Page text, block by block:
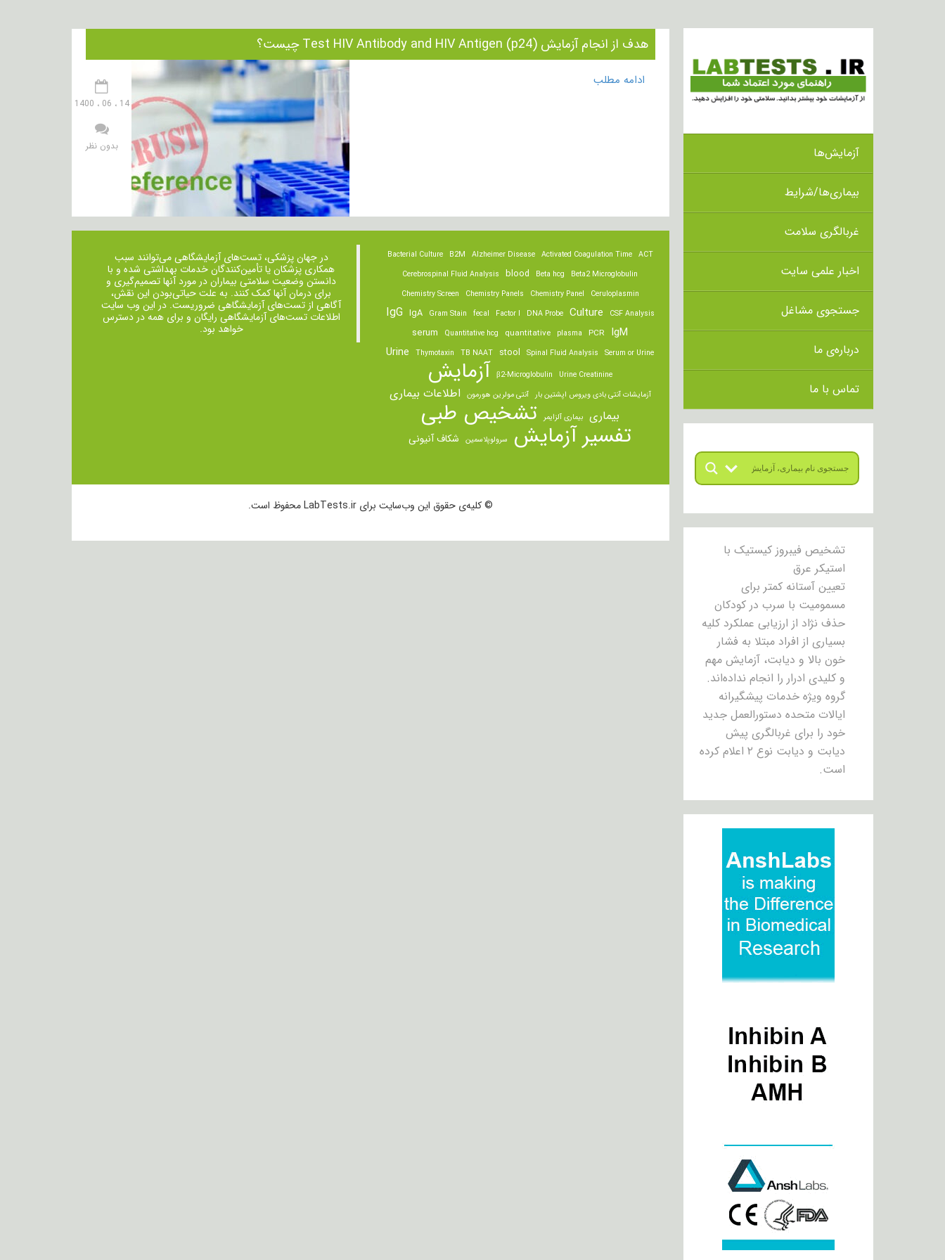
آزمایش‌ها
بیماری‌ها/شرایط
غربالگری سلامت
اخبار علمی سایت
جستجوی مشاغل
درباره‌ی ما
تماس با ما
تشخیص فیبروز کیستیک با
استیکر عرق
تعیین آستانه کمتر برای
مسمومیت با سرب در کودکان
حذف نژاد از ارزیابی عملکرد کلیه
بسیاری از افراد مبتلا به فشار
خون بالا و دیابت، آزمایش مهم
و کلیدی ادرار را انجام نداده‌اند.
گروه ویژه خدمات پیشگیرانه
ایالات متحده دستورالعمل جدید
خود را برای غربالگری پیش
دیابت و دیابت نوع ۲ اعلام کرده
است.
هدف از انجام آزمایش Test HIV Antibody and HIV Antigen (p24) چیست؟
14 ، 06 ، 1400
بدون نظر
ادامه مطلب
ACT
Activated Coagulation Time
Alzheimer Disease
B2M
Bacterial Culture
Beta2 Microglobulin
Beta hcg
blood
Cerebrospinal Fluid Analysis
Ceruloplasmin
Chemistry Panel
Chemistry Panels
Chemistry Screen
CSF Analysis
Culture
DNA Probe
Factor I
fecal
Gram Stain
IgA
IgG
IgM
PCR
plasma
quantitative
Quantitative hcg
serum
Serum or Urine
Spinal Fluid Analysis
stool
TB NAAT
Thymotaxin
Urine
Urine Creatinine
β2-Microglobulin آزمایش
آزمایشات آنتی بادی ویروس اپشتین بار آنتی مولرین هورمون اطلاعات بیماری
بیماری بیماری آلزایمر تشخیص طبی
تفسیر آزمایش سرولوپلاسمین شکاف آنیونی
در جهان پزشکی، تست‌های آزمایشگاهی می‌توانند سبب
همکاری پزشکان یا تأمین‌کنندگان خدمات بهداشتی شده و با
دانستن وضعیت سلامتی بیماران در مورد آنها تصمیم‌گیری و
برای درمان ‌آنها کمک کنند. به علت حیاتی‌بودن این نقش،
آگاهی از تست‌های آزمایشگاهی ضروریست. در این وب سایت
اطلاعات تست‌های آزمایشگاهی رایگان و برای همه در دسترس
خواهد بود.
© کلیه‌ی حقوق این وب‌سایت برای LabTests.ir محفوظ است.